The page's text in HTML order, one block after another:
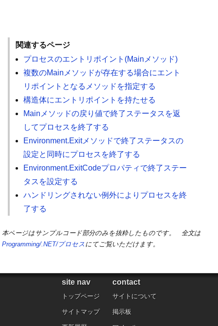
関連するページ
プロセスのエントリポイント(Mainメソッド)
複数のMainメソッドが存在する場合にエント
リポイントとなるメソッドを指定する
構造体にエントリポイントを持たせる
Mainメソッドの戻り値で終了ステータスを返
してプロセスを終了する
Environment.Exitメソッドで終了ステータスの
設定と同時にプロセスを終了する
Environment.ExitCodeプロパティで終了ステー
タスを設定する
ハンドリングされない例外によりプロセスを終
了する
本ページはサンプルコード部分のみを抜粋したものです。 全文は
Programming/.NET/プロセス にてご覧いただけます。
site nav
トップページ
サイトマップ
contact
サイトについて
掲示板